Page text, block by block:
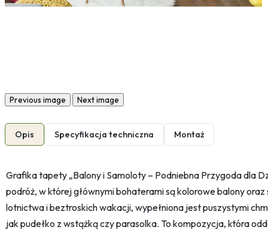
Previous image Next image
Opis Specyfikacja techniczna Montaż
Grafika tapety „Balony i Samoloty – Podniebna Przygoda dla
podróż, w której głównymi bohaterami są kolorowe balony
lotnictwa i beztroskich wakacji, wypełniona jest puszystymi
jak pudełko z wstążką czy parasolka. To kompozycja, która